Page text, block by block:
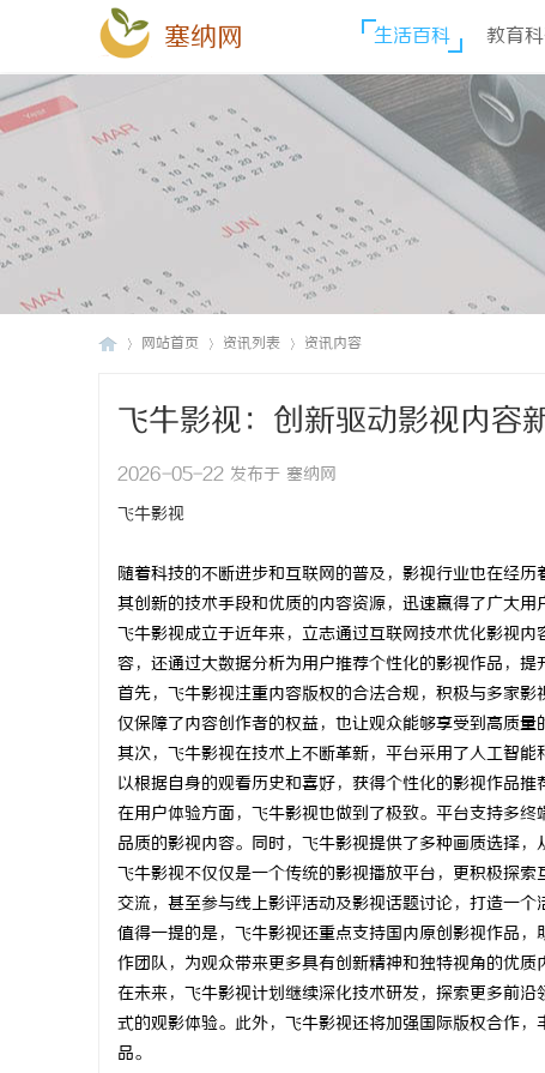
塞纳网 生活百科 教育
网站首页 资讯列表 资讯内容
飞牛影视：创新驱动影视内容
2026-05-22 发布于 塞纳网
飞牛影视
随着科技的不断进步和互联网的普及，影视行业也在经
其创新的技术手段和优质的内容资源，迅速赢得了广大用
飞牛影视成立于近年来，立志通过互联网技术优化影视
容，还通过大数据分析为用户推荐个性化的影视作品，提
首先，飞牛影视注重内容版权的合法合规，积极与多家
仅保障了内容创作者的权益，也让观众能够享受到高质量
其次，飞牛影视在技术上不断革新，平台采用了人工智
以根据自身的观看历史和喜好，获得个性化的影视作品推
在用户体验方面，飞牛影视也做到了极致。平台支持多
品质的影视内容。同时，飞牛影视提供了多种画质选择
飞牛影视不仅仅是一个传统的影视播放平台，更积极探
交流，甚至参与线上影评活动及影视话题讨论，打造一个
值得一提的是，飞牛影视还重点支持国内原创影视作品
作团队，为观众带来更多具有创新精神和独特视角的优质
在未来，飞牛影视计划继续深化技术研发，探索更多前
式的观影体验。此外，飞牛影视还将加强国际版权合作
品。